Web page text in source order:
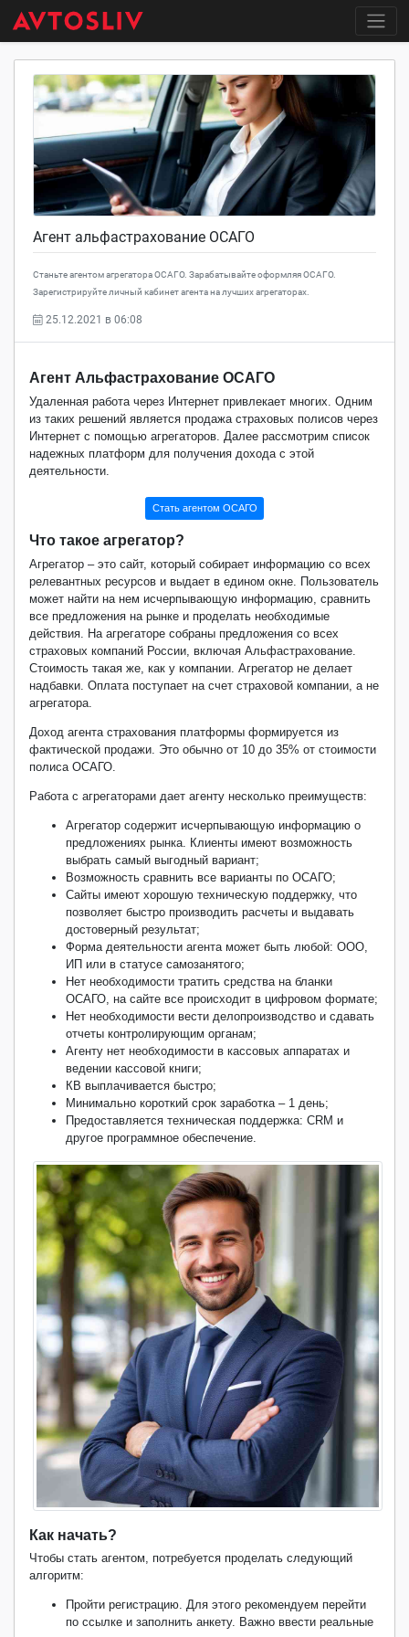
Агент альфастрахование ОСАГО
Станьте агентом агрегатора ОСАГО. Зарабатывайте оформляя ОСАГО.
Зарегистрируйте личный кабинет агента на лучших агрегаторах.
25.12.2021 в 06:08
Агент Альфастрахование ОСАГО
Удаленная работа через Интернет привлекает многих. Одним
из таких решений является продажа страховых полисов через
Интернет с помощью агрегаторов. Далее рассмотрим список
надежных платформ для получения дохода с этой
деятельности.
Стать агентом ОСАГО
Что такое агрегатор?
Агрегатор – это сайт, который собирает информацию со всех
релевантных ресурсов и выдает в едином окне. Пользователь
может найти на нем исчерпывающую информацию, сравнить
все предложения на рынке и проделать необходимые
действия. На агрегаторе собраны предложения со всех
страховых компаний России, включая Альфастрахование.
Стоимость такая же, как у компании. Агрегатор не делает
надбавки. Оплата поступает на счет страховой компании, а не
агрегатора.
Доход агента страхования платформы формируется из
фактической продажи. Это обычно от 10 до 35% от стоимости
полиса ОСАГО.
Работа с агрегаторами дает агенту несколько преимуществ:
Агрегатор содержит исчерпывающую информацию о
предложениях рынка. Клиенты имеют возможность
выбрать самый выгодный вариант;
Возможность сравнить все варианты по ОСАГО;
Сайты имеют хорошую техническую поддержку, что
позволяет быстро производить расчеты и выдавать
достоверный результат;
Форма деятельности агента может быть любой: ООО,
ИП или в статусе самозанятого;
Нет необходимости тратить средства на бланки
ОСАГО, на сайте все происходит в цифровом формате;
Нет необходимости вести делопроизводство и сдавать
отчеты контролирующим органам;
Агенту нет необходимости в кассовых аппаратах и
ведении кассовой книги;
КВ выплачивается быстро;
Минимально короткий срок заработка – 1 день;
Предоставляется техническая поддержка: CRM и
другое программное обеспечение.
Как начать?
Чтобы стать агентом, потребуется проделать следующий
алгоритм:
Пройти регистрацию. Для этого рекомендуем перейти
по ссылке и заполнить анкету. Важно ввести реальные